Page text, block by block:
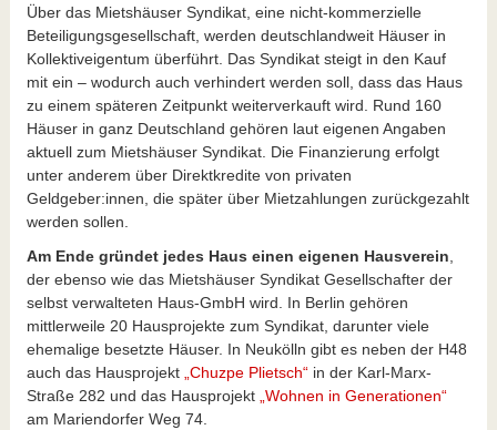
Über das Mietshäuser Syndikat, eine nicht-kommerzielle
Beteiligungsgesellschaft, werden deutschlandweit Häuser in
Kollektiveigentum überführt. Das Syndikat steigt in den Kauf
mit ein – wodurch auch verhindert werden soll, dass das Haus
zu einem späteren Zeitpunkt weiterverkauft wird. Rund 160
Häuser in ganz Deutschland gehören laut eigenen Angaben
aktuell zum Mietshäuser Syndikat. Die Finanzierung erfolgt
unter anderem über Direktkredite von privaten
Geldgeber:innen, die später über Mietzahlungen zurückgezahlt
werden sollen.
Am Ende gründet jedes Haus einen eigenen Hausverein
der ebenso wie das Mietshäuser Syndikat Gesellschafter der
selbst verwalteten Haus-GmbH wird. In Berlin gehören
mittlerweile 20 Hausprojekte zum Syndikat, darunter viele
ehemalige besetzte Häuser. In Neukölln gibt es neben der H48
auch das Hausprojekt „Chuzpe Plietsch“in der Karl-Marx-
Straße 282 und das Hausprojekt „Wohnen in Generationen“
am Mariendorfer Weg 74.